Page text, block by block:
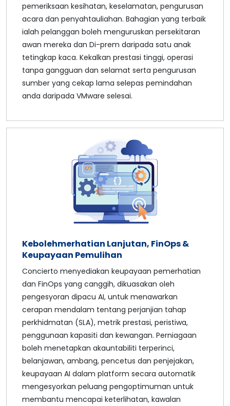
pemeriksaan kesihatan, keselamatan, pengurusan
acara dan penyahtauliahan. Bahagian yang terbaik
ialah pelanggan boleh menguruskan persekitaran
awan mereka dan Di-prem daripada satu anak
tetingkap kaca. Kekalkan prestasi tinggi, operasi
tanpa gangguan dan selamat serta pengurusan
sumber yang cekap lama selepas pemindahan
anda daripada VMware selesai.
Kebolehmerhatian Lanjutan, FinOps &
Keupayaan Pemulihan
Concierto menyediakan keupayaan pemerhatian
dan FinOps yang canggih, dikuasakan oleh
pengesyoran dipacu AI, untuk menawarkan
cerapan mendalam tentang perjanjian tahap
perkhidmatan (SLA), metrik prestasi, peristiwa,
penggunaan kapasiti dan kewangan. Perniagaan
boleh menetapkan akauntabiliti terperinci,
belanjawan, ambang, pencetus dan penjejakan,
keupayaan AI dalam platform secara automatik
mengesyorkan peluang pengoptimuman untuk
membantu mencapai keterlihatan, kawalan